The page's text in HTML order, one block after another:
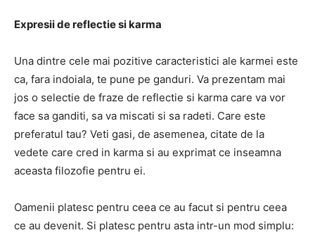
Expresii de reflectie si karma
Una dintre cele mai pozitive caracteristici ale karmei este
ca, fara indoiala, te pune pe ganduri. Va prezentam mai
jos o selectie de fraze de reflectie si karma care va vor
face sa ganditi, sa va miscati si sa radeti. Care este
preferatul tau? Veti gasi, de asemenea, citate de la
vedete care cred in karma si au exprimat ce inseamna
aceasta filozofie pentru ei.
Oamenii platesc pentru ceea ce au facut si pentru ceea
ce au devenit. Si platesc pentru asta intr-un mod simplu: